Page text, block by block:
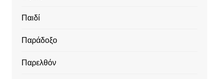
Παιδί
Παράδοξο
Παρελθόν